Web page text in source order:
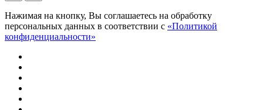
Нажимая на кнопку, Вы соглашаетесь на обработку
персональных данных в соответствии с «Политикой
конфиденциальности»